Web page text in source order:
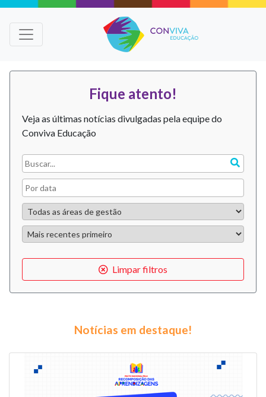
Fique atento!
Veja as últimas notícias divulgadas pela equipe do
Conviva Educação
Limpar filtros
Notícias em destaque!